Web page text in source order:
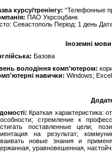
курсу/тренінгу: “Телефонные
ПАО Укрсоцбанк
Севастополь Період: 1 день
Іноземні
Базова
володіння комп'ютером:
навички: Windows;
Краткая характеристика:
стремление к
поставленные цели;
на результат;
новые знания и
уравновешенная,